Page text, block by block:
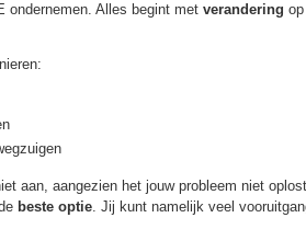
ondernemen. Alles begint met verandering
aan, aangezien het jouw probleem niet
beste optie. Jij kunt namelijk veel